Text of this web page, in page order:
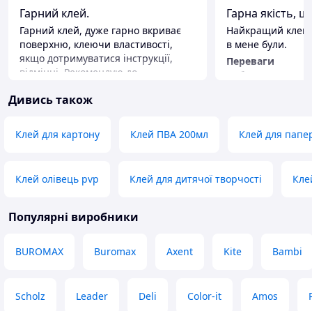
Гарний клей.
Гарний клей, дуже гарно вкриває
поверхню, клеючи властивості,
якщо дотримуватися інструкції,
відмінні. Рекомендую до
Переваги
Недоліки
Гарна якість,
Найкращий клей-
в мене були.
Переваги
Добре клехть,
Дивись також
Клей для картону Клей ПВА 200мл Клей для
Клей олівець pvp Клей для дитячої творчості
Популярні виробники
BUROMAX Buromax Axent Kite Bambi
Scholz Leader Deli Color-it Amos